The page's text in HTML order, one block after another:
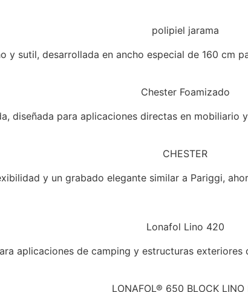
sutil, desarrollada en ancho especial de 160 cm
diseñada para aplicaciones directas en
y un grabado elegante similar a Pariggi,
aplicaciones de camping y estructuras